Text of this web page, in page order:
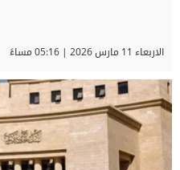
الاربعاء 11 مارس 2026 | 05:16 مساءً